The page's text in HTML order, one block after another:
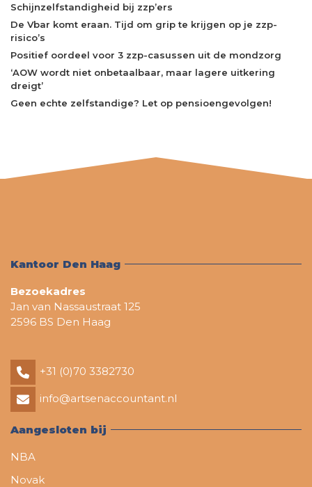
Schijnzelfstandigheid bij zzp’ers
De Vbar komt eraan. Tijd om grip te krijgen op je zzp-
risico’s
Positief oordeel voor 3 zzp-casussen uit de mondzorg
‘AOW wordt niet onbetaalbaar, maar lagere uitkering
dreigt’
Geen echte zelfstandige? Let op pensioengevolgen!
Kantoor Den Haag
Bezoekadres
Jan van Nassaustraat 125
2596 BS Den Haag
+31 (0)70 3382730
info@artsenaccountant.nl
Aangesloten bij
NBA
Novak